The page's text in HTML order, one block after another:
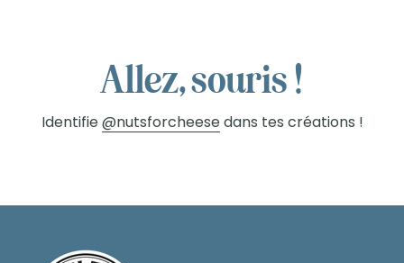
Allez, souris !
Identifie@nutsforcheesedans tes créations !